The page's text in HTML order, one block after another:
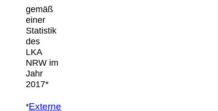
gemäß
einer
Statistik
des
LKA
NRW im
Jahr
2017*
*Externe